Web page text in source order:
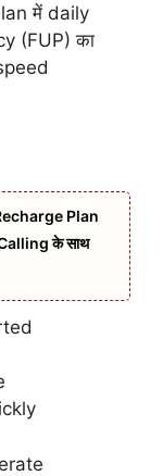
में daily
(FUP) का
Plan
के साथ